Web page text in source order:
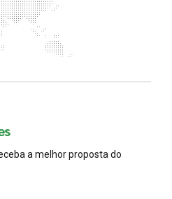
a melhor proposta do